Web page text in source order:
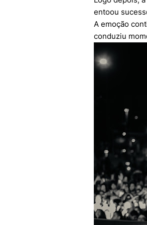
entoou
A emoção
conduziu